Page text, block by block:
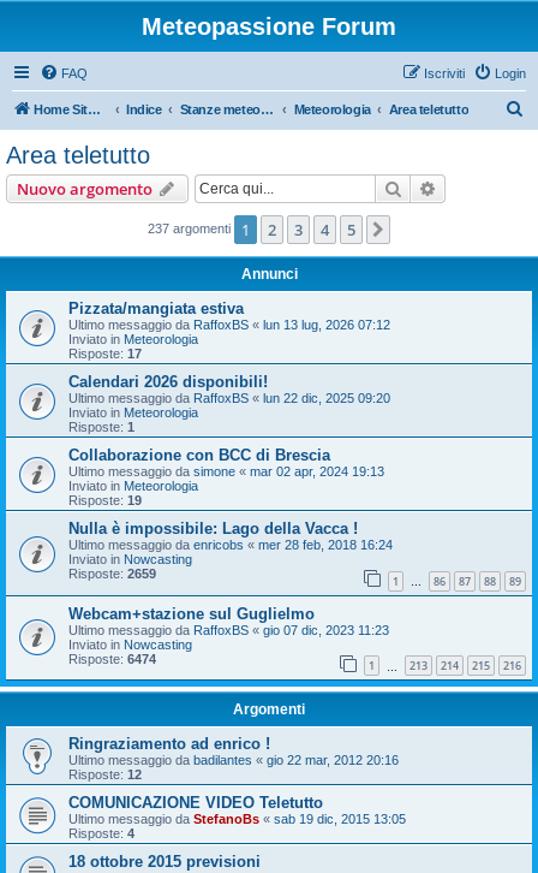
Meteopassione Forum
FAQ Login
Iscriviti
Home Sito Meteopassione Indice Stanze meteorologiche Meteorologia Area teletutto
Area teletutto
Nuovo argomento Cerca
237 argomenti 1 2 3 4 5
Annunci
Pizzata/mangiata estiva
Ultimo messaggio da RaffoxBS « lun 13 lug, 2026 07:12
Inviato in Meteorologia
Risposte: 17
Calendari 2026 disponibili!
Ultimo messaggio da RaffoxBS « lun 22 dic, 2025 09:20
Inviato in Meteorologia
Risposte: 1
Collaborazione con BCC di Brescia
Ultimo messaggio da simone « mar 02 apr, 2024 19:13
Inviato in Meteorologia
Risposte: 19
Nulla è impossibile: Lago della Vacca !
Ultimo messaggio da enricobs « mer 28 feb, 2018 16:24
Inviato in Nowcasting
Risposte: 2659 1 … 86 87 88 89
Webcam+stazione sul Guglielmo
Ultimo messaggio da RaffoxBS « gio 07 dic, 2023 11:23
Inviato in Nowcasting
Risposte: 6474 1 213 214 215 216
Argomenti
Ringraziamento ad enrico !
Ultimo messaggio da badilantes « gio 22 mar, 2012 20:16
Risposte: 12
COMUNICAZIONE VIDEO Teletutto
Ultimo messaggio da StefanoBs « sab 19 dic, 2015 13:05
Risposte: 4
18 ottobre 2015 previsioni